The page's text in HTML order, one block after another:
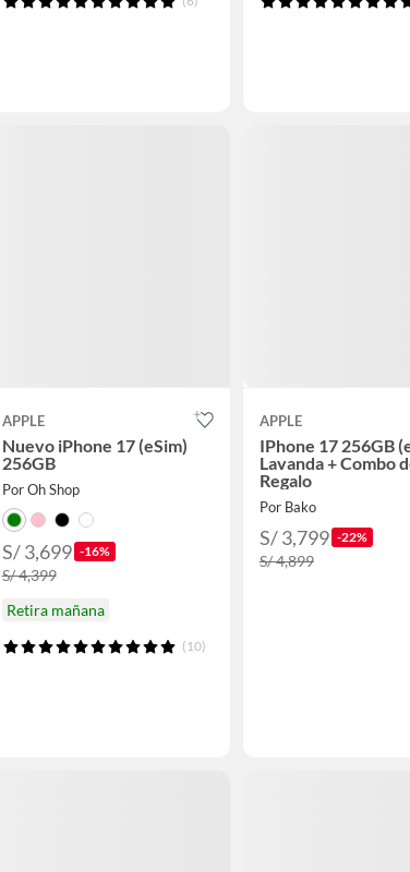
APPLE
Nuevo iPhone 17 (eSim)
256GB
Por Oh Shop
S/ 3,699 -16%
S/ 4,399
Retira mañana
(10)
APPLE
IPhone 17 256GB
Lavanda + Combo
Regalo
Por Bako
S/ 3,799 -22%
S/ 4,899